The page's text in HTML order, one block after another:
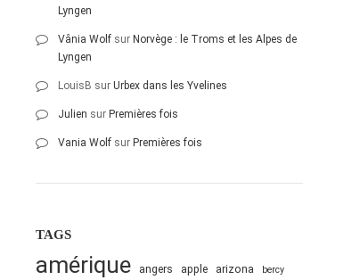
Lyngen
Vânia Wolf sur Norvège : le Troms et les Alpes de
Lyngen
LouisB sur Urbex dans les Yvelines
Julien sur Premières fois
Vania Wolf sur Premières fois
TAGS
amérique angers apple arizona bercy